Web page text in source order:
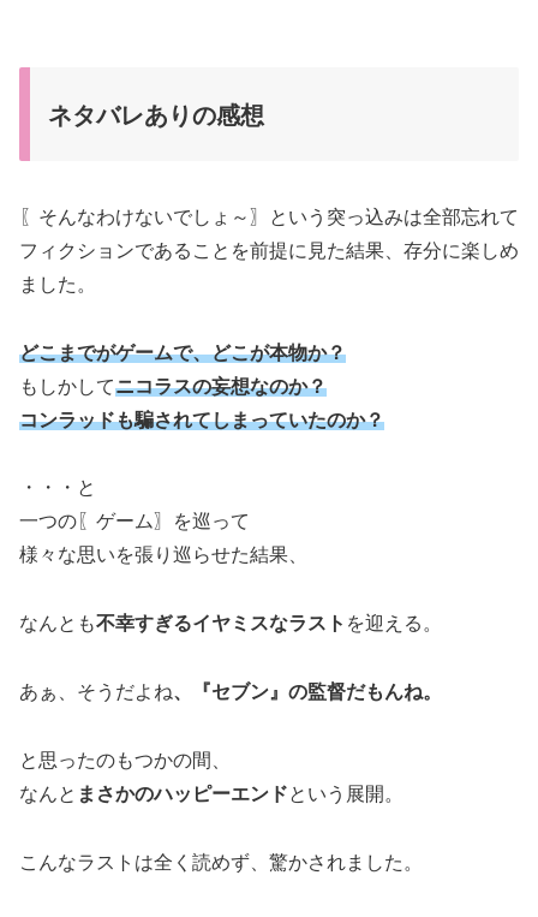
ネタバレありの感想
〖そんなわけないでしょ～〗という突っ込みは全部忘れて
フィクションであることを前提に見た結果、存分に楽しめ
ました。
どこまでがゲームで、どこが本物か？
もしかしてニコラスの妄想なのか？
コンラッドも騙されてしまっていたのか？
・・・と
一つの〖ゲーム〗を巡って
様々な思いを張り巡らせた結果、
なんとも不幸すぎるイヤミスなラスト を迎える。
あぁ、そうだよね、『セブン』の監督だもんね。
と思ったのもつかの間、
なんと まさかのハッピーエンドという展開。
こんなラストは全く読めず、驚かされました。